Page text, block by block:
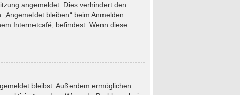
angemeldet. Dies verhindert den
bleiben“ beim Anmelden
Internetcafé, befindest. Wenn diese
bleibst. Außerdem ermöglichen